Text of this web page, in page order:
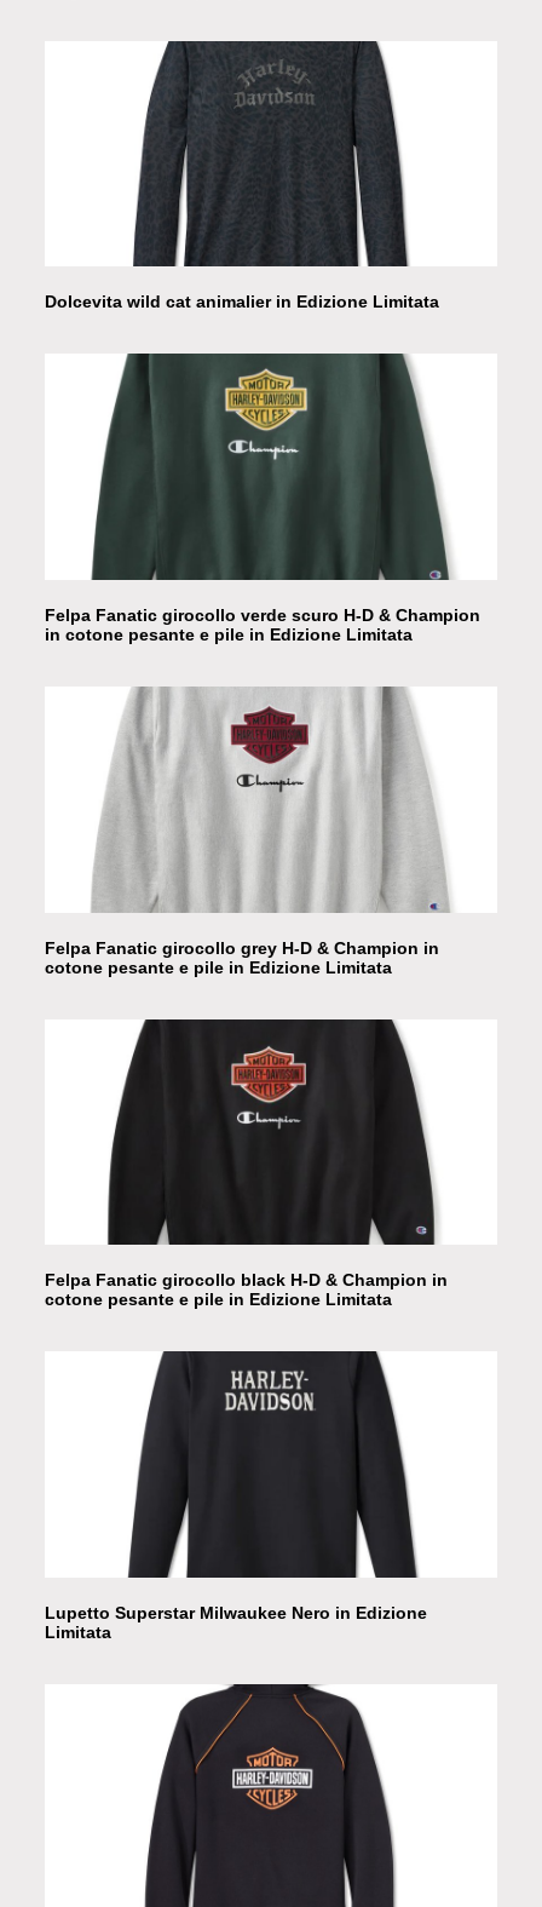
Dolcevita wild cat animalier in Edizione Limitata
Felpa Fanatic girocollo verde scuro H-D & Champion
in cotone pesante e pile in Edizione Limitata
Felpa Fanatic girocollo grey H-D & Champion in
cotone pesante e pile in Edizione Limitata
Felpa Fanatic girocollo black H-D & Champion in
cotone pesante e pile in Edizione Limitata
Lupetto Superstar Milwaukee Nero in Edizione
Limitata